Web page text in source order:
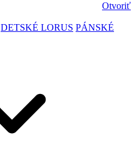
Otvoriť
DETSKÉ LORUS PÁNSKÉ